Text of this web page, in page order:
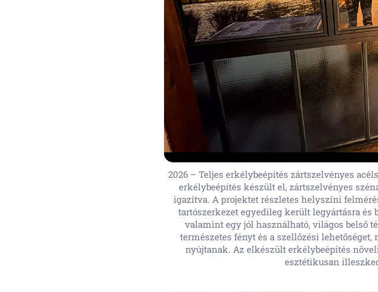
2026 – Teljes erkélybeépítés zártszelvényes
erkélybeépítés készült el, zártszelvényes
igazítva. A projektet részletes helyszíni
tartószerkezet egyedileg került legyártásra
valamint egy jól használható, világos belső
természetes fényt és a szellőzési
nyújtanak. Az elkészült erkélybeépítés
esztétikusan